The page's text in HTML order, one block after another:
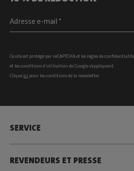
Ce site est protégé par reCAPTCHA et les règles de confidentialité
et lesconditions d’utilisation de Google s’appliquent.
Clique ici pour les conditions de la newsletter
SERVICE
REVENDEURS ET PRESSE